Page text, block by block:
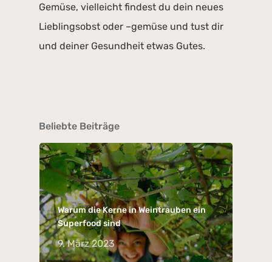
Gemüse, vielleicht findest du dein neues
Lieblingsobst oder –gemüse und tust dir
und deiner Gesundheit etwas Gutes.
Beliebte Beiträge
Warum die Kerne in Weintrauben ein
Superfood sind
9. März 2023